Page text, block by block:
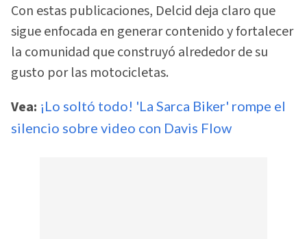
Con estas publicaciones, Delcid deja claro que
sigue enfocada en generar contenido y fortalecer
la comunidad que construyó alrededor de su
gusto por las motocicletas.
Vea: ¡Lo soltó todo! 'La Sarca Biker' rompe el
silencio sobre video con Davis Flow